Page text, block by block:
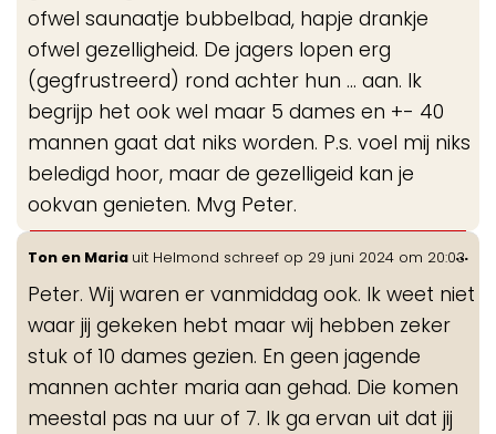
ofwel saunaatje bubbelbad, hapje drankje
ofwel gezelligheid. De jagers lopen erg
(gegfrustreerd) rond achter hun ... aan. Ik
begrijp het ook wel maar 5 dames en +- 40
mannen gaat dat niks worden. P.s. voel mij niks
beledigd hoor, maar de gezelligeid kan je
ookvan genieten. Mvg Peter.
Ton en Maria uit Helmond schreef op 29 juni 2024 om 20:03
Peter. Wij waren er vanmiddag ook. Ik weet niet
waar jij gekeken hebt maar wij hebben zeker
stuk of 10 dames gezien. En geen jagende
mannen achter maria aan gehad. Die komen
meestal pas na uur of 7. Ik ga ervan uit dat jij
...